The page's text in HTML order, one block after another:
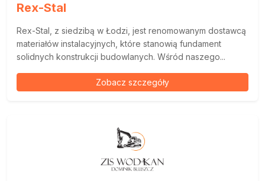
Rex-Stal
Rex-Stal, z siedzibą w Łodzi, jest renomowanym dostawcą
materiałów instalacyjnych, które stanowią fundament
solidnych konstrukcji budowlanych. Wśród naszego...
Zobacz szczegóły